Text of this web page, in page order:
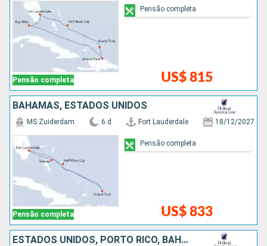
Pensão completa US$ 815
Pensão completa
BAHAMAS, ESTADOS UNIDOS
Pensão completa
MS Zuiderdam 6 d Fort Lauderdale 18/12/2027
US$ 833
Pensão completa
ESTADOS UNIDOS, PORTO RICO, BAHAMAS